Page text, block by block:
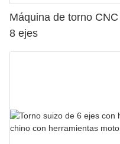
Máquina de torno
8 ejes